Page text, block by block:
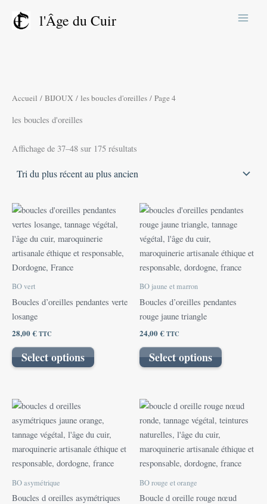
l'Âge du Cuir
Accueil / BIJOUX / les boucles d'oreilles / Page 4
les boucles d'oreilles
Affichage de 37–48 sur 175 résultats
BO vert
Boucles d’oreilles pendantes verte
losange
28,00€TTC
Select options
BO jaune et marron
Boucles d’oreilles pendantes
rouge jaune triangle
24,00€TTC
Select options
BO asymétrique
Boucles d oreilles asymétriques
BO rouge et orange
Boucle d oreille rouge nœud